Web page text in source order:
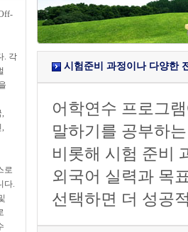
. 각
로
다.
시험준비 과정이나 다양한
어학연수 프로그
말하기를 공부하
비롯해 시험 준비
외국어 실력과 목
선택하면 더 성공